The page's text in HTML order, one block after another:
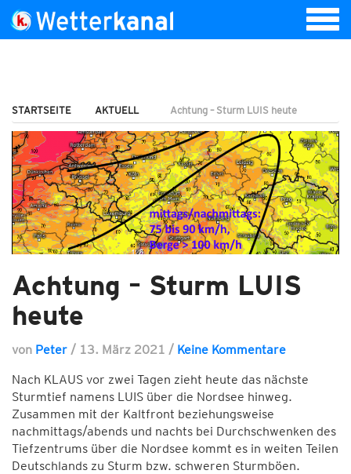
STARTSEITE AKTUELL Achtung – Sturm LUIS heute
Achtung – Sturm LUIS
heute
von Peter / 13. März 2021 / Keine Kommentare
Nach KLAUS vor zwei Tagen zieht heute das nächste
Sturmtief namens LUIS über die Nordsee hinweg.
Zusammen mit der Kaltfront beziehungsweise
nachmittags/abends und nachts bei Durchschwenken des
Tiefzentrums über die Nordsee kommt es in weiten Teilen
Deutschlands zu Sturm bzw. schweren Sturmböen.